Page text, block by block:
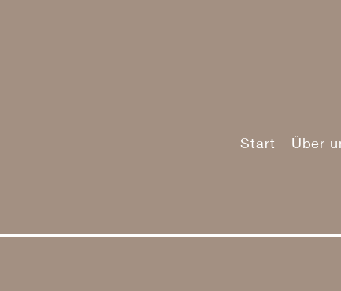
Start Über